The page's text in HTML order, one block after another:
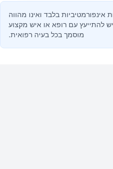
בלבד ואינו מהווה
יש להתייעץ עם רופא או איש מקצוע
מוסמך בכל בעיה רפואית.